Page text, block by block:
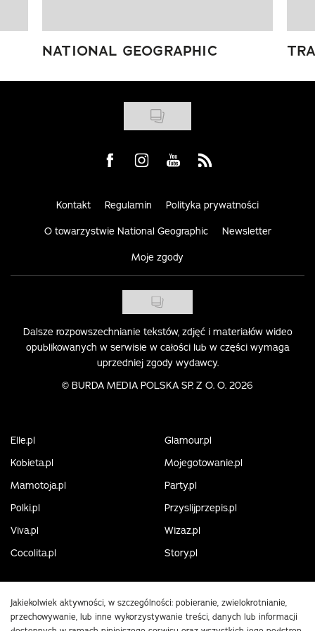
NATIONAL GEOGRAPHIC
Visit us on Facebook
Visit us on Instagram
Visit us on Youtube
Visit us on Rss
Kontakt Regulamin Polityka prywatności
O towarzystwie National Geographic Newsletter
Moje zgody
Dalsze rozpowszechnianie tekstów, zdjęć i materiałów wideo
opublikowanych w serwisie w całości lub w części wymaga
uprzedniej zgody wydawcy.
© BURDA MEDIA POLSKA SP. Z O. O. 2026
Elle.pl
Glamour.pl
Kobieta.pl
Mojegotowanie.pl
Mamotoja.pl
Party.pl
Polki.pl
Przyslijprzepis.pl
Viva.pl
Wizaz.pl
Cocolita.pl
Story.pl
Jakiekolwiek aktywności, w szczególności: pobieranie, zwielokrotnianie,
przechowywanie, lub inne wykorzystywanie treści, danych lub informacji